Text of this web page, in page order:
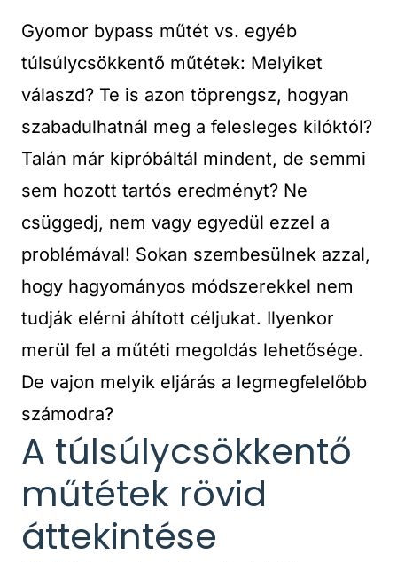
Gyomor bypass műtét vs. egyéb
túlsúlycsökkentő műtétek: Melyiket
válaszd? Te is azon töprengsz, hogyan
szabadulhatnál meg a felesleges kilóktól?
Talán már kipróbáltál mindent, de semmi
sem hozott tartós eredményt? Ne
csüggedj, nem vagy egyedül ezzel a
problémával! Sokan szembesülnek azzal,
hogy hagyományos módszerekkel nem
tudják elérni áhított céljukat. Ilyenkor
merül fel a műtéti megoldás lehetősége.
De vajon melyik eljárás a legmegfelelőbb
számodra?
A túlsúlycsökkentő
műtétek rövid
áttekintése